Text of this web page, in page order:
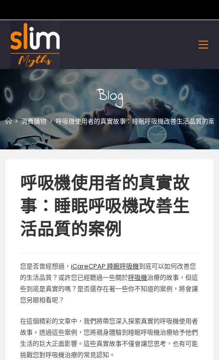
to
content
Blog
> 消費購物 > 呼吸機使用者的真實故事：睡眠呼吸機改善生活品質的案
呼吸機使用者的真實故
事：睡眠呼吸機改善生
活品質的案例
您是否曾經想過，iCareCPAP 睡眠呼吸機到底可以如何改善您
的生活品質？或許您已經聽過一些關於呼吸機治療的故事，但這
些到底是真實的嗎？是否還存在著一些你不知道的案例，將會讓
您另眼相看呢？
在這個精彩的文章中，我們將帶您深入探索真實的呼吸機使用者
故事。透過這些案例，您將親身體驗到睡眠呼吸機治療給予他們
生活的巨大正面影響。這些真實故事不僅會讓您思考，也有可能
挑戰您對呼吸機治療的常見認知。